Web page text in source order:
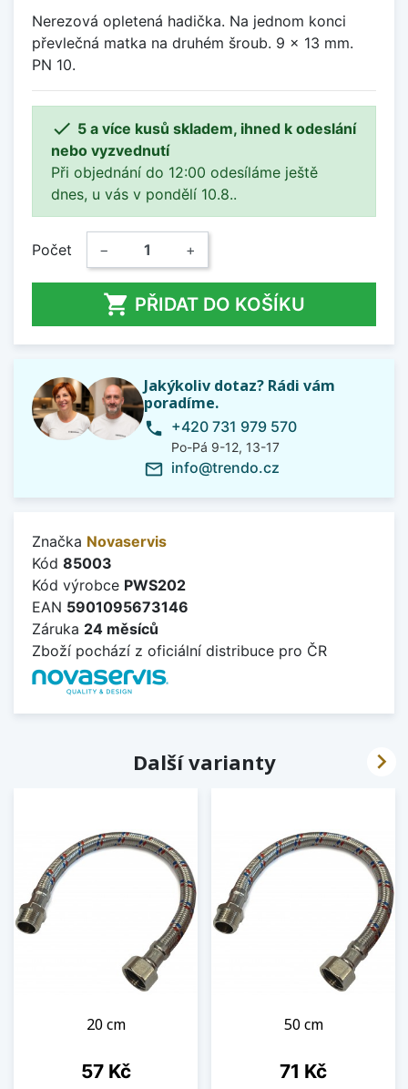
Nerezová opletená hadička. Na jednom konci
převlečná matka na druhém šroub. 9 x 13 mm.
PN 10.
 5 a více kusů skladem, ihned k odeslání
nebo vyzvednutí
Při objednání do 12:00 odesíláme ještě
dnes, u vás v pondělí 10.8..
Počet − +
 PŘIDAT DO KOŠÍKU
Jakýkoliv dotaz? Rádi vám
poradíme.
phone +420 731 979 570
Po-Pá 9-12, 13-17
mail_outline info@trendo.cz
Značka Novaservis
Kód 85003
Kód výrobce PWS202
EAN 5901095673146
Záruka 24 měsíců
Zboží pochází z oficiální distribuce pro ČR
Další varianty
20 cm
Cena
57 Kč
50 cm
Cena
71 Kč
